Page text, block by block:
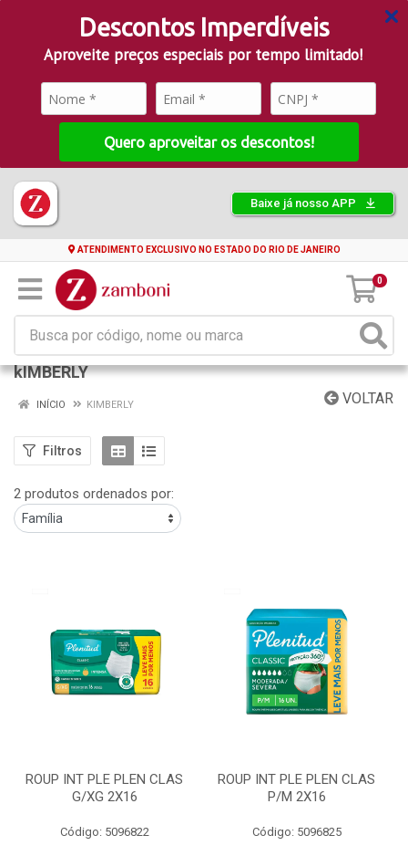
Descontos Imperdíveis
Aproveite preços especiais por tempo limitado!
Quero aproveitar os descontos!
Baixe já nosso APP
ATENDIMENTO EXCLUSIVO NO ESTADO DO RIO DE JANEIRO
0
kIMBERLY
VOLTAR
INÍCIO KIMBERLY
Filtros
2 produtos ordenados por:
ROUP INT PLE PLEN CLAS
G/XG 2X16
Código: 5096822
ROUP INT PLE PLEN CLAS
P/M 2X16
Código: 5096825